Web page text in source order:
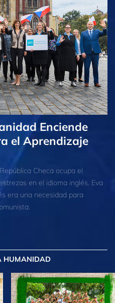
Enciende
el Aprendizaje
Checa ocupa el
en el idioma inglés. Eva
era una necesidad para
HUMANIDAD